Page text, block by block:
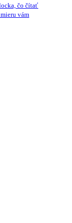
čo čítať
vám